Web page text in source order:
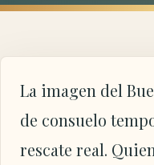
La imagen del
de consuelo
rescate real.